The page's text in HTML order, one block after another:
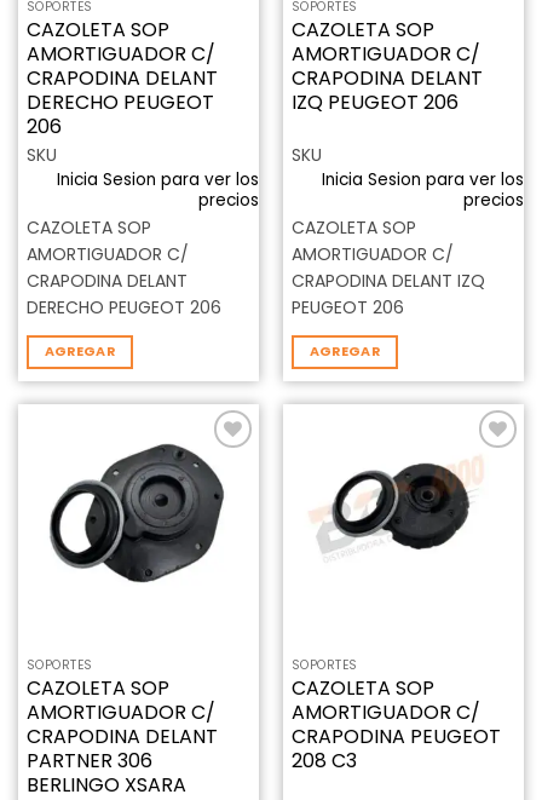
SOPORTES
CAZOLETA SOP
AMORTIGUADOR C/
CRAPODINA DELANT
DERECHO PEUGEOT
206
SKU
Inicia Sesion para ver los
precios
CAZOLETA SOP
AMORTIGUADOR C/
CRAPODINA DELANT
DERECHO PEUGEOT 206
AGREGAR
SOPORTES
CAZOLETA SOP
AMORTIGUADOR C/
CRAPODINA DELANT
IZQ PEUGEOT 206
SKU
Inicia Sesion para ver los
precios
CAZOLETA SOP
AMORTIGUADOR C/
CRAPODINA DELANT IZQ
PEUGEOT 206
AGREGAR
Añadir
a la
lista de
deseos
SOPORTES
CAZOLETA SOP
AMORTIGUADOR C/
CRAPODINA DELANT
PARTNER 306
BERLINGO XSARA
Añadir
a la
lista de
deseos
SOPORTES
CAZOLETA SOP
AMORTIGUADOR C/
CRAPODINA PEUGEOT
208 C3